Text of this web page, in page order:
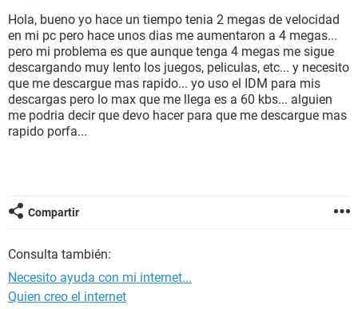
Hola, bueno yo hace un tiempo tenia 2 megas de velocidad
en mi pc pero hace unos dias me aumentaron a 4 megas...
pero mi problema es que aunque tenga 4 megas me sigue
descargando muy lento los juegos, peliculas, etc... y necesito
que me descargue mas rapido... yo uso el IDM para mis
descargas pero lo max que me llega es a 60 kbs... alguien
me podria decir que devo hacer para que me descargue mas
rapido porfa...
Compartir
Consulta también:
Necesito ayuda con mi internet...
Quien creo el internet